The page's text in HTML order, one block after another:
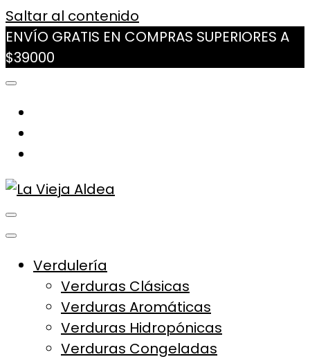
Saltar al contenido
ENVÍO GRATIS EN COMPRAS SUPERIORES A
$39000
Verdulería
Verduras Clásicas
Verduras Aromáticas
Verduras Hidropónicas
Verduras Congeladas